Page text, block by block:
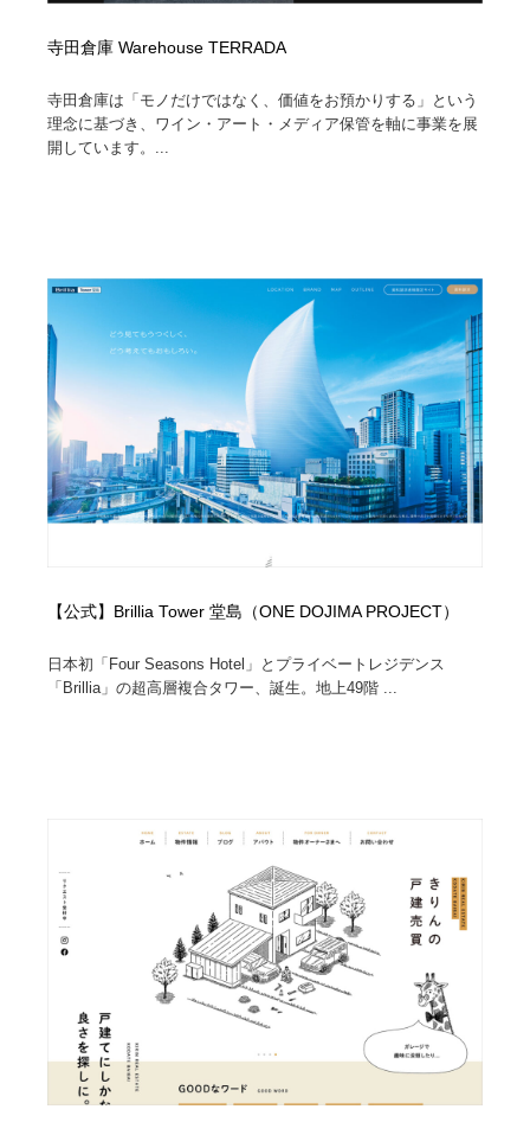
寺田倉庫 Warehouse TERRADA
寺田倉庫は「モノだけではなく、価値をお預かりする」という
理念に基づき、ワイン・アート・メディア保管を軸に事業を展
開しています。...
【公式】Brillia Tower 堂島（ONE DOJIMA PROJECT）
日本初「Four Seasons Hotel」とプライベートレジデンス
「Brillia」の超高層複合タワー、誕生。地上49階 ...